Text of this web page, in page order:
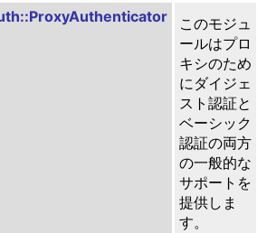
このモジュ
ールはプロ
キシのため
にダイジェ
スト認証と
ベーシック
認証の両方
の一般的な
サポートを
提供しま
す。